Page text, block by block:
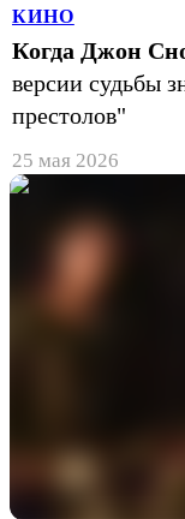
КИНО
Когда Джон
версии судьбы
престолов"
25 мая 2026